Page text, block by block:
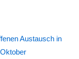
Austausch in